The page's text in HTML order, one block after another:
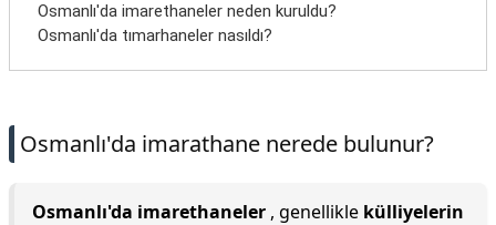
Osmanlı'da imarethaneler neden kuruldu?
Osmanlı'da tımarhaneler nasıldı?
Osmanlı'da imarathane nerede bulunur?
Osmanlı'da imarethaneler , genellikle külliyelerin